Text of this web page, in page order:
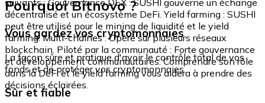
suivants : Gouvernance DEX : SUSHI gouverne un échange
décentralisé et un écosystème DeFi. Yield farming : SUSHI
peut être utilisé pour le mining de liquidité et le yield
farming. Multi-chaînes : Opère sur plusieurs réseaux
blockchain. Piloté par la communauté : Forte gouvernance
et développement communautaires. Comprendre son rôle
dans la DeFi et le yield farming vous aidera à prendre des
décisions éclairées.
Pourquoi Bitnovo ?
Vous gardez vos cryptomonnaies
La façon sûre et pratique d'avoir le contrôle total de vos
fonds et de protéger vos cryptomonnaies.
Sûr et fiable